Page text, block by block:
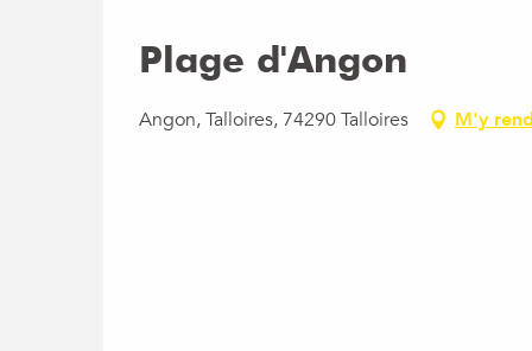
Plage d'Angon
Angon, Talloires, 74290 Talloires M'y